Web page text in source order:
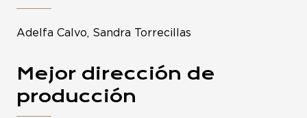
Adelfa Calvo, Sandra Torrecillas
Mejor dirección de
producción